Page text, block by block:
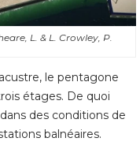
L. & L. Crowley, P.
le pentagone
étages. De quoi
des conditions de
balnéaires.